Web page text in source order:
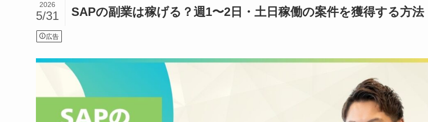
SAPの副業は稼げる？週1〜2日・土日稼働の案件を獲得する方法
2026
5/31
広告